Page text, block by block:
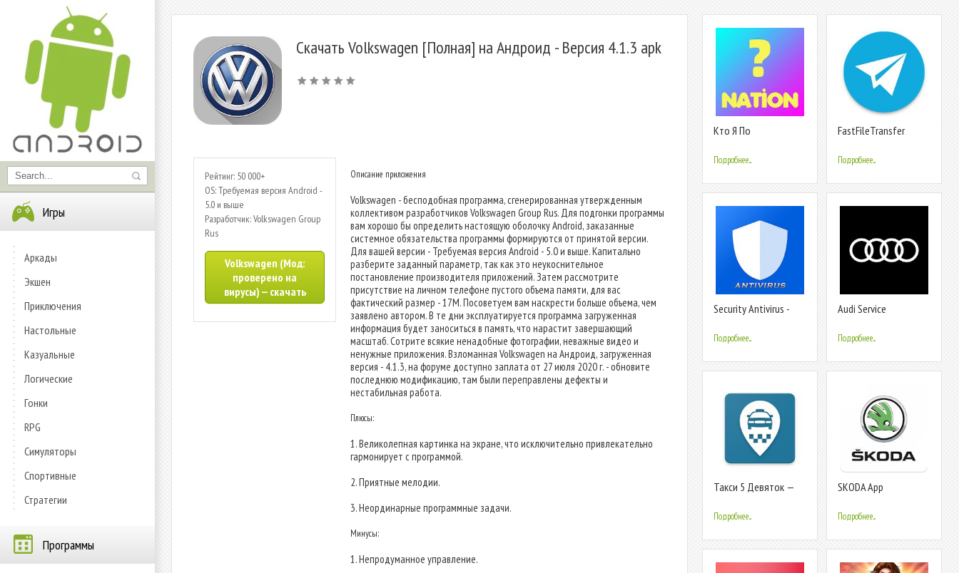
Игры
Аркады
Экшен
Приключения
Настольные
Казуальные
Логические
Гонки
RPG
Симуляторы
Спортивные
Стратегии
Программы
Скачать Volkswagen [Полная] на Андроид - Версия 4.1.3 apk
Рейтинг: 50 000+
OS: Требуемая версия Android -
5.0 и выше
Разработчик: Volkswagen Group
Rus
Volkswagen (Мод:
проверено на
вирусы) — скачать
Описание приложения
Volkswagen - бесподобная программа, сгенерированная утвержденным
коллективом разработчиков Volkswagen Group Rus. Для подгонки программы
вам хорошо бы определить настоящую оболочку Android, заказанные
системное обязательства программы формируются от принятой версии.
Для вашей версии - Требуемая версия Android - 5.0 и выше. Капитально
разберите заданный параметр, так как это неукоснительное
постановление производителя приложений. Затем рассмотрите
присутствие на личном телефоне пустого объема памяти, для вас
фактический размер - 17M. Посоветуем вам наскрести больше объема, чем
заявлено автором. В те дни эксплуатируется программа загруженная
информация будет заноситься в память, что нарастит завершающий
масштаб. Сотрите всякие ненадобные фотографии, неважные видео и
ненужные приложения. Взломанная Volkswagen на Андроид, загруженная
версия - 4.1.3, на форуме доступно заплата от 27 июля 2020 г. - обновите
последнюю модификацию, там были переправлены дефекты и
нестабильная работа.
Плюсы:
1. Великолепная картинка на экране, что исключительно привлекательно
гармонирует с программой.
2. Приятные мелодии.
3. Неординарные программные задачи.
Минусы:
1. Непродуманное управление.
Кто Я По
Фото Тест
Подробнее...
FastFileTransfer
Подробнее...
Security Antivirus -
Подробнее...
Audi Service
Подробнее...
Такси 5 Девяток —
Подробнее...
SKODA App
Подробнее...